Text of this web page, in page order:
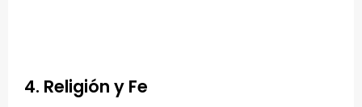
4. Religión y Fe